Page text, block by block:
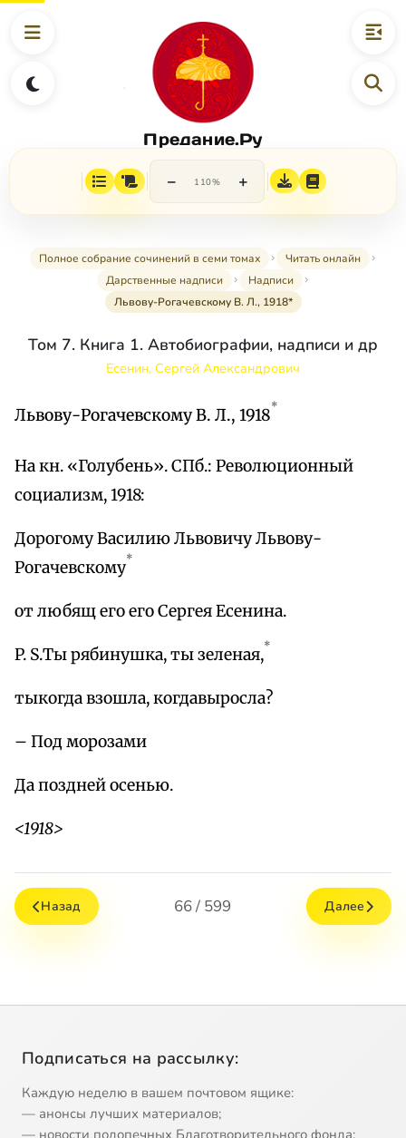
Предание.Ру
− 110% +
Полное собрание сочинений в семи томах
Читать онлайн
Дарственные надписи
Надписи
Львову-Рогачевскому В. Л., 1918*
Том 7. Книга 1. Автобиографии, надписи и др
Есенин, Сергей Александрович
Львову-Рогачевскому В. Л., 1918*
На кн. «Голубень». СПб.: Революционный
социализм, 1918:
Дорогому Василию Львовичу Львову-
Рогачевскому*
от любящ его его Сергея Есенина.
P. S.Ты рябинушка, ты зеленая,*
тыкогда взошла, когдавыросла?
– Под морозами
Да поздней осенью.
<1918>
Назад 66 / 599 Далее
Подписаться на рассылку:
Каждую неделю в вашем почтовом ящике:
— анонсы лучших материалов;